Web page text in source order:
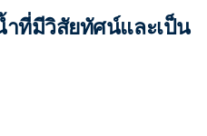
ำที่มีวิสัยทัศน์และเป็น